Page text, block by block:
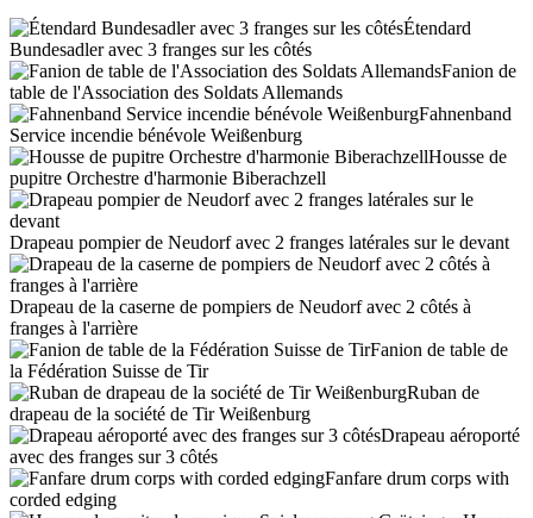
Étendard
Bundesadler avec 3 franges sur les côtés
Fanion de
table de l'Association des Soldats Allemands
Fahnenband
Service incendie bénévole Weißenburg
Housse de
pupitre Orchestre d'harmonie Biberachzell
Drapeau pompier de Neudorf avec 2 franges latérales sur le devant
Drapeau de la caserne de pompiers de Neudorf avec 2 côtés à
franges à l'arrière
Fanion de table de
la Fédération Suisse de Tir
Ruban de
drapeau de la société de Tir Weißenburg
Drapeau aéroporté
avec des franges sur 3 côtés
Fanfare drum corps with
corded edging